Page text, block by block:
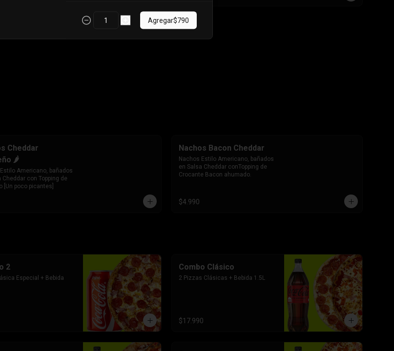
Cheddar
🌶️
Americano, bañados
Cheddar con Topping de
[Un poco picantes]
Nachos Bacon Cheddar
Nachos Estilo Americano, bañados
en Salsa Cheddar conTopping de
Crocante Bacon ahumado.
$4.990
2
Especial + Bebida
Combo Clásico
2 Pizzas Clásicas + Bebida 1.5L
$17.990
Agregar$790